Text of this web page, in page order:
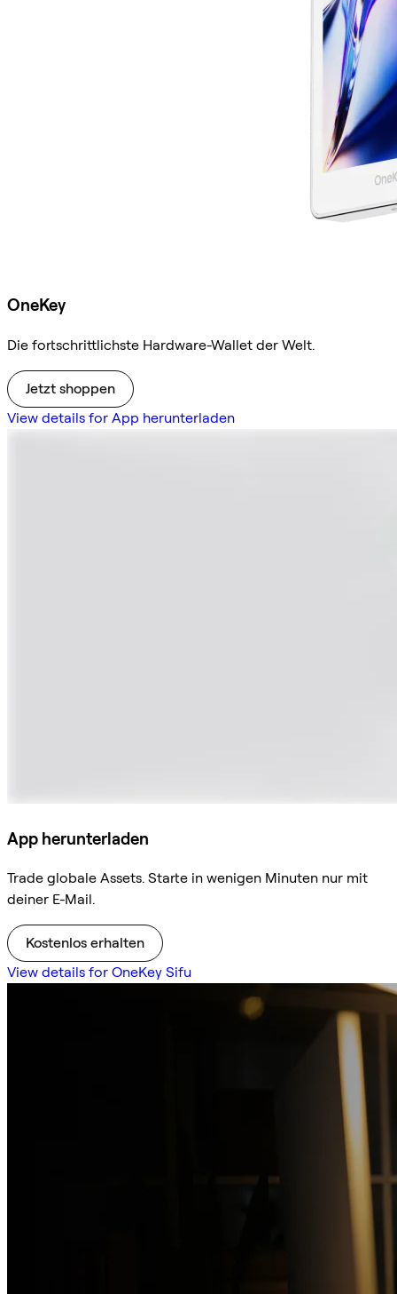
OneKey
Die fortschrittlichste Hardware-Wallet der Welt.
Jetzt shoppen
View details for App herunterladen
App herunterladen
Trade globale Assets. Starte in wenigen Minuten nur mit
deiner E-Mail.
Kostenlos erhalten
View details for OneKey Sifu